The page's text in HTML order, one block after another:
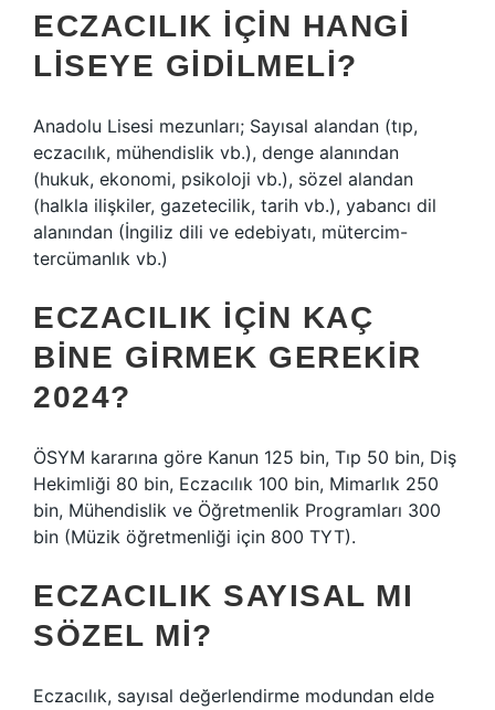
ECZACILIK IÇIN HANGI
LISEYE GIDILMELI?
Anadolu Lisesi mezunları; Sayısal alandan (tıp,
eczacılık, mühendislik vb.), denge alanından
(hukuk, ekonomi, psikoloji vb.), sözel alandan
(halkla ilişkiler, gazetecilik, tarih vb.), yabancı dil
alanından (İngiliz dili ve edebiyatı, mütercim-
tercümanlık vb.)
ECZACILIK IÇIN KAÇ
BINE GIRMEK GEREKIR
2024?
ÖSYM kararına göre Kanun 125 bin, Tıp 50 bin, Diş
Hekimliği 80 bin, Eczacılık 100 bin, Mimarlık 250
bin, Mühendislik ve Öğretmenlik Programları 300
bin (Müzik öğretmenliği için 800 TYT).
ECZACILIK SAYISAL MI
SÖZEL MI?
Eczacılık, sayısal değerlendirme modundan elde